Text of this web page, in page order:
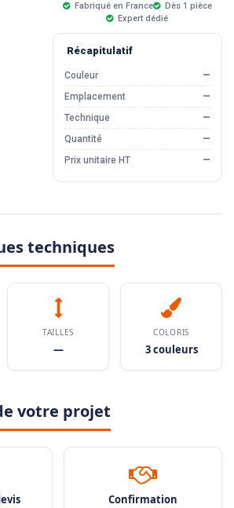
Fabriqué en France
Dès 1 pièce
Expert dédié
Récapitulatif
Couleur
—
Emplacement
—
Technique
—
Quantité
—
Prix unitaire HT
—
techniques
TAILLES
—
COLORIS
3 couleurs
votre projet
Confirmation